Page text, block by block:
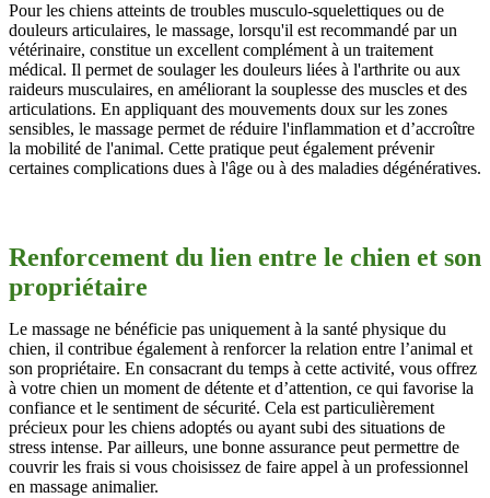
Pour les chiens atteints de troubles musculo-squelettiques ou de
douleurs articulaires, le massage, lorsqu'il est recommandé par un
vétérinaire, constitue un excellent complément à un traitement
médical. Il permet de soulager les douleurs liées à l'arthrite ou aux
raideurs musculaires, en améliorant la souplesse des muscles et des
articulations. En appliquant des mouvements doux sur les zones
sensibles, le massage permet de réduire l'inflammation et d’accroître
la mobilité de l'animal. Cette pratique peut également prévenir
certaines complications dues à l'âge ou à des maladies dégénératives.
Renforcement du lien entre le chien et son
propriétaire
Le massage ne bénéficie pas uniquement à la santé physique du
chien, il contribue également à renforcer la relation entre l’animal et
son propriétaire. En consacrant du temps à cette activité, vous offrez
à votre chien un moment de détente et d’attention, ce qui favorise la
confiance et le sentiment de sécurité. Cela est particulièrement
précieux pour les chiens adoptés ou ayant subi des situations de
stress intense. Par ailleurs, une bonne assurance peut permettre de
couvrir les frais si vous choisissez de faire appel à un professionnel
en massage animalier.